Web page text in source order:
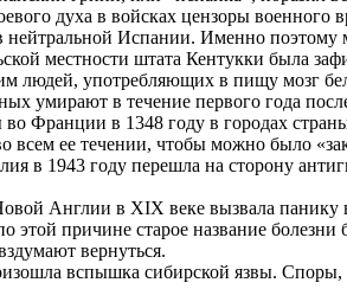
духа в войсках цензоры
нейтральной Испании. Именно поэтому
местности штата Кентукки была
людей, употребляющих в пищу мозг
умирают в течение первого года
Франции в 1348 году в городах
всем ее течении, чтобы можно было
в 1943 году перешла на сторону
Англии в XIX веке вызвала
этой причине старое название
вернуться.
вспышка сибирской язвы. Споры,